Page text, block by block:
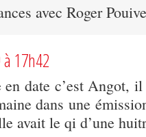
avec Roger
17h42
date c’est Angot,
dans une
avait le qi d’une